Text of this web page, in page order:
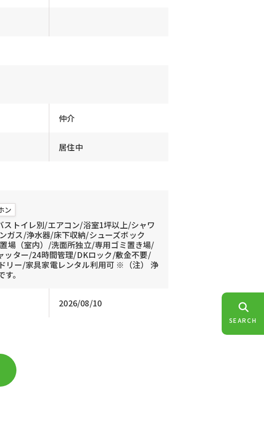
仲介
居住中
ン
トイレ別/エアコン/浴室1坪以上/シャワ
ガス/浄水器/床下収納/シューズボック
場（室内）/洗面所独立/専用ゴミ置き場/
ター/24時間管理/DKロック/敷金不要/
リー/家具家電レンタル利用可 ※（注） 浄
。
2026/08/10
SEARCH